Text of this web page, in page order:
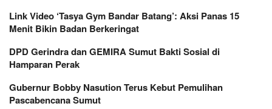
Link Video ‘Tasya Gym Bandar Batang’: Aksi Panas 15
Menit Bikin Badan Berkeringat
DPD Gerindra dan GEMIRA Sumut Bakti Sosial di
Hamparan Perak
Gubernur Bobby Nasution Terus Kebut Pemulihan
Pascabencana Sumut